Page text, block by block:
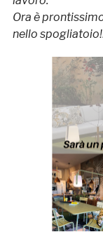
Ora è
nello